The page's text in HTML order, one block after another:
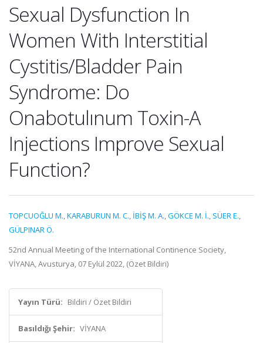
Sexual Dysfunction In
Women With Interstitial
Cystitis/Bladder Pain
Syndrome: Do
Onabotulınum Toxin-A
Injections Improve Sexual
Function?
TOPCUOĞLU M.,KARABURUN M. C., İBİŞ M. A.,GÖKCE M. İ., SÜER E.,
GÜLPINAR Ö.
52nd Annual Meeting of the International Continence Society,
VİYANA, Avusturya, 07 Eylül 2022, (Özet Bildiri)
Yayın Türü: Bildiri / Özet Bildiri
Basıldığı Şehir: VİYANA